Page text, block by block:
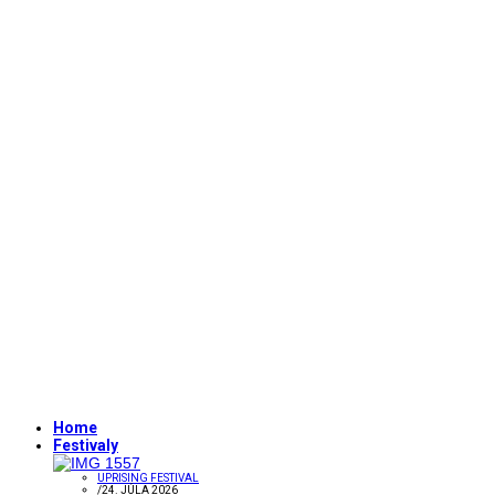
Home
Festivaly
UPRISING FESTIVAL
/24. JÚLA 2026